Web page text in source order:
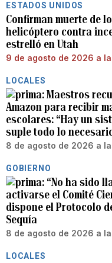
ESTADOS UNIDOS
Confirman muerte de
helicóptero contra
estrelló en Utah
9 de agosto de 2026 a
LOCALES
Maestros
Amazon para recibir
escolares: “Hay un
suple todo lo
8 de agosto de 2026 a
GOBIERNO
“No ha sido
activarse el Comité
dispone el Protocolo
Sequía
8 de agosto de 2026 a
LOCALES